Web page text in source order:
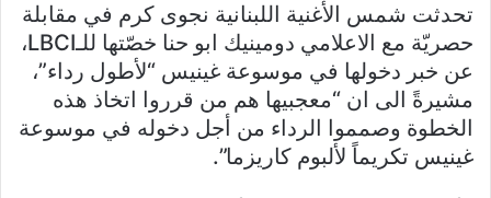
تحدثت شمس الأغنية اللبنانية نجوى كرم في مقابلة
حصريّة مع الاعلامي دومينيك ابو حنا خصّتها للـLBCI،
عن خبر دخولها في موسوعة غينيس “لأطول رداء”،
مشيرةً الى ان “معجبيها هم من قرروا اتخاذ هذه
الخطوة وصمموا الرداء من أجل دخوله في موسوعة
غينيس تكريماً لألبوم كاريزما”.